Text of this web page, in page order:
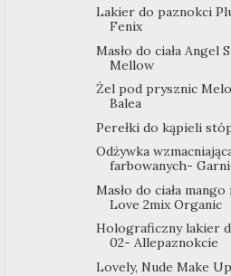
Lakier do paznokci
Fenix
Masło do ciała Angel
Mellow
Żel pod prysznic
Balea
Perełki do kąpieli
Odżywka
farbowanych-
Masło do ciała
Love 2mix Organic
Holograficzny lakier
02- Allepaznokcie
Lovely, Nude Make